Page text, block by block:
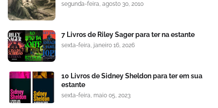
segunda-feira, agosto 30, 2010
7 Livros de Riley Sager para ter na estante
sexta-feira, janeiro 16, 2026
10 Livros de Sidney Sheldon para ter em sua
estante
sexta-feira, maio 05, 2023